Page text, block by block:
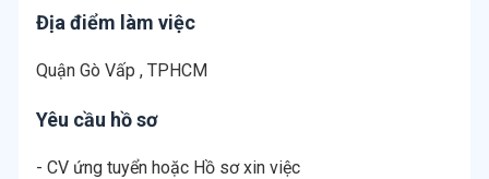
Địa điểm làm việc
Quận Gò Vấp , TPHCM
Yêu cầu hồ sơ
- CV ứng tuyển hoặc Hồ sơ xin việc